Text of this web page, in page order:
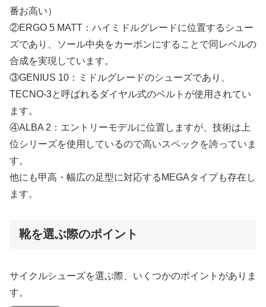
番お高い）
②ERGO 5 MATT：ハイミドルグレードに位置するシュー
ズであり、ソール中央をカーボンにすることで同レベルの
合成を実現しています。
③GENIUS 10：ミドルグレードのシューズであり、
TECNO-3と呼ばれるダイヤル式のベルトが使用されてい
ます。
④ALBA 2：エントリーモデルに位置しますが、技術は上
位シリーズを使用しているので高いスペックを誇っていま
す。
他にも甲高・幅広の足型に対応するMEGAタイプも存在し
ます。
靴を選ぶ際のポイント
サイクルシューズを選ぶ際、いくつかのポイントがありま
す。